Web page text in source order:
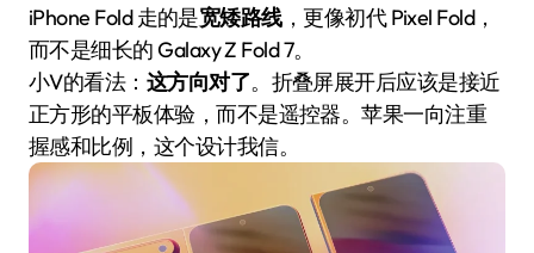
iPhone Fold 走的是宽矮路线，更像初代 Pixel Fold，
而不是细长的 Galaxy Z Fold 7。
小V的看法： 这方向对了。折叠屏展开后应该是接近
正方形的平板体验，而不是遥控器。苹果一向注重
握感和比例，这个设计我信。